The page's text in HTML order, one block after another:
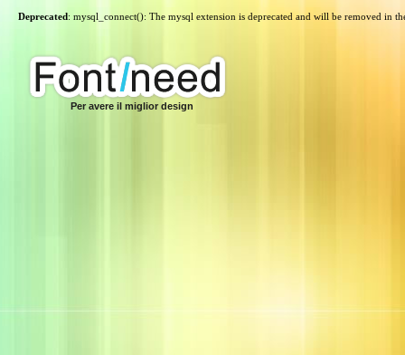
Deprecated: mysql_connect(): The mysql extension is deprecated and will be removed in
Per avere il miglior design